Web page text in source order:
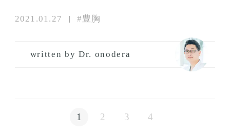
2021.01.27 #豊胸
written by Dr. onodera
1 2 3 4